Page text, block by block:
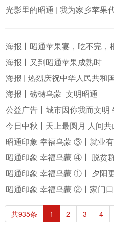
光影里的昭通 | 我为家乡苹
海报丨昭通苹果宴，吃不完，
海报丨又到昭通苹果成熟时
海报 | 热烈庆祝中华人民共和
海报丨磅礴乌蒙 文明昭通
公益广告丨城市因你我而文明
今日中秋丨天上最圆月 人间共
昭通印象 幸福乌蒙 ③丨就业
昭通印象 幸福乌蒙 ④丨 脱贫
昭通印象 幸福乌蒙 ①丨 夕阳
昭通印象 幸福乌蒙 ②丨家门
共935条 1 2 3 4